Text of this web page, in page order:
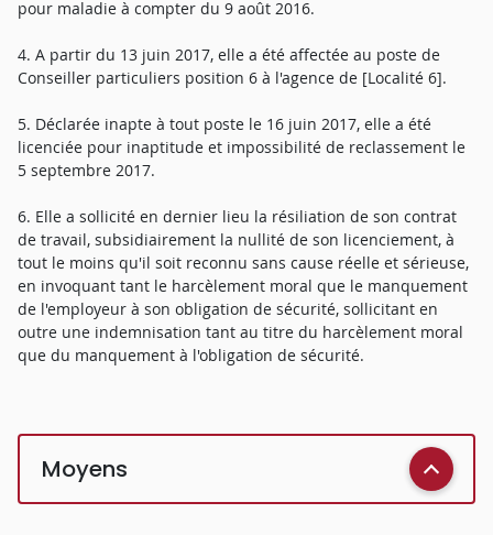
pour maladie à compter du 9 août 2016.
4. A partir du 13 juin 2017, elle a été affectée au poste de
Conseiller particuliers position 6 à l'agence de [Localité 6].
5. Déclarée inapte à tout poste le 16 juin 2017, elle a été
licenciée pour inaptitude et impossibilité de reclassement le
5 septembre 2017.
6. Elle a sollicité en dernier lieu la résiliation de son contrat
de travail, subsidiairement la nullité de son licenciement, à
tout le moins qu'il soit reconnu sans cause réelle et sérieuse,
en invoquant tant le harcèlement moral que le manquement
de l'employeur à son obligation de sécurité, sollicitant en
outre une indemnisation tant au titre du harcèlement moral
que du manquement à l'obligation de sécurité.
Moyens